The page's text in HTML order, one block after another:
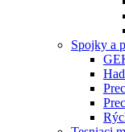
Spojky a